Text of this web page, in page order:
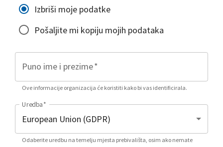
Izbriši moje podatke
Pošaljite mi kopiju mojih podataka
Puno ime i prezime*
Ove informacije organizacija će koristiti kako bi vas identificirala.
Uredba*
Odaberite uredbu na temelju mjesta prebivališta, osim ako nemate